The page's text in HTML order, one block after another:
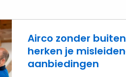
Airco zonder
herken je
aanbiedingen